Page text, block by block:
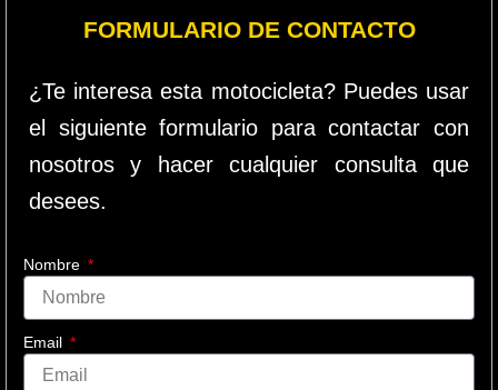
FORMULARIO DE CONTACTO
¿Te interesa esta motocicleta? Puedes usar
el siguiente formulario para contactar con
nosotros y hacer cualquier consulta que
desees.
Nombre
Email